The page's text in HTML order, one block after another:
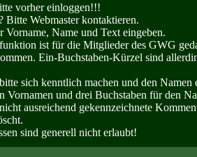
vorher einloggen!!!
Bitte Webmaster kontaktieren.
Vorname, Name und Text eingeben.
ist für die Mitglieder des GWG
Ein-Buchstaben-Kürzel sind
sich kenntlich machen und den Namen
Vornamen und drei Buchstaben für den
ausreichend gekennzeichnete
sind generell nicht erlaubt!